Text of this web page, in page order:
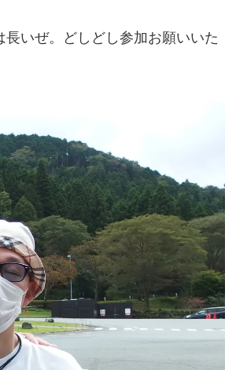
いぜ。どしどし参加お願いいた